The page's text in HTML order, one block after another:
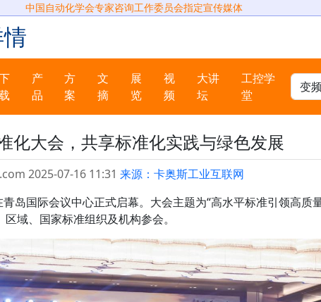
中国自动化学会专家咨询工作委员会指定宣传媒体
产
品
方
案
文
摘
展
览
视
频
大讲
坛
工控学
堂
化大会，共享标准化实践与绿色发展
2025-07-16 11:31 来源：卡奥斯工业互联网
岛国际会议中心正式启幕。大会主题为“高水平标准引领高质
域、国家标准组织及机构参会。